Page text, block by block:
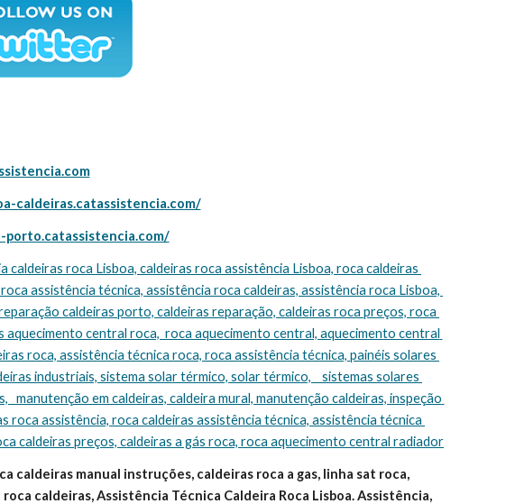
caldeiras.catassistencia.com/
assistência técnica, assistência roca caldeiras, assistência roca Lisboa,
caldeiras porto, caldeiras reparação, caldeiras roca preços, roca
central roca,  roca aquecimento central, aquecimento central
roca, assistência técnica roca, roca assistência técnica, painéis solares
industriais, sistema solar térmico, solar térmico,    sistemas solares
manutenção em caldeiras, caldeira mural, manutenção caldeiras, inspeção
roca assistência, roca caldeiras assistência técnica, assistência técnica
caldeiras preços, caldeiras a gás roca, roca aquecimento central radiador
caldeiras manual instruções, caldeiras roca a gas, linha sat roca,
caldeiras, Assistência Técnica Caldeira Roca Lisboa. Assistência,